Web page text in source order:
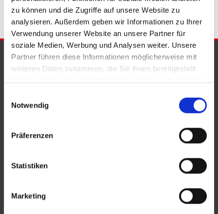
zu können und die Zugriffe auf unsere Website zu
analysieren. Außerdem geben wir Informationen zu Ihrer
Verwendung unserer Website an unsere Partner für
soziale Medien, Werbung und Analysen weiter. Unsere
Partner führen diese Informationen möglicherweise mit
weiteren Daten zusammen, die Sie ihnen bereitgestellt
Notwendig
Präferenzen
Statistiken
Marketing
PARTNER & AUSZEICHNUNGEN